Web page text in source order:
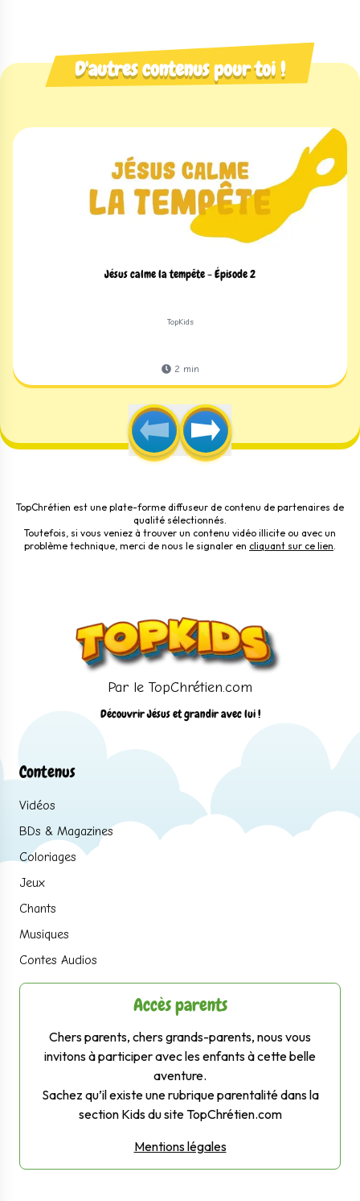
D'autres contenus pour toi !
Jésus calme la tempête - Épisode 2
TopKids
2 min
TopChrétien est une plate-forme diffuseur de contenu de partenaires de
qualité sélectionnés.
Toutefois, si vous veniez à trouver un contenu vidéo illicite ou avec un
problème technique, merci de nous le signaler en cliquant sur ce lien.
Par le TopChrétien.com
Découvrir Jésus et grandir avec lui !
Contenus
Vidéos
BDs & Magazines
Coloriages
Jeux
Chants
Musiques
Contes Audios
Accès parents
Chers parents, chers grands-parents, nous vous
invitons à participer avec les enfants à cette belle
aventure.
Sachez qu’il existe une rubrique parentalité dans la
section Kids du site TopChrétien.com
Mentions légales